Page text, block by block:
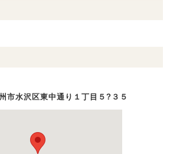
市水沢区東中通り１丁目５?３５